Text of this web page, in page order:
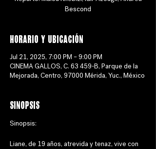
Bescond
Horario y ubicación
Jul 21, 2025, 7:00 PM – 9:00 PM
CINEMA GALLOS, C. 63 459-B, Parque de la
Mejorada, Centro, 97000 Mérida, Yuc., México
Sinopsis
Sinopsis:
Liane, de 19 años, atrevida y tenaz, vive con